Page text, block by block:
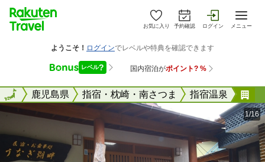
お気に入り 予約確認 ログイン メニュー
全国鹿児島県 指宿・枕崎・南さつま 指宿温泉
全国
1/16